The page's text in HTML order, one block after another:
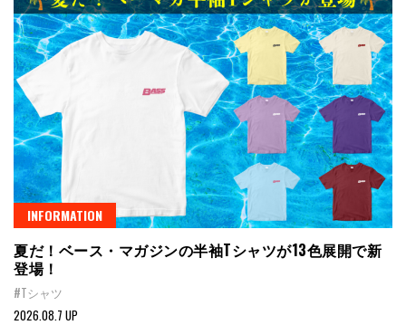
INFORMATION
夏だ！ベース・マガジンの半袖Tシャツが13色展開で新
登場！
#Tシャツ
2026.08.7 UP